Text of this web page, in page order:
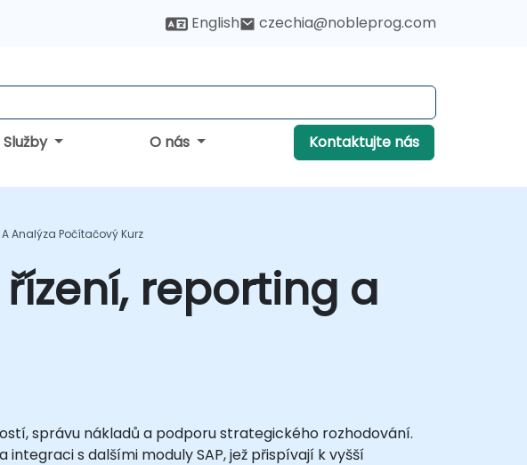
English czechia@nobleprog.com
Služby O nás Kontaktujte nás
A Analýza Počítačový Kurz
řízení, reporting a
správu nákladů a podporu strategického rozhodování.
s dalšími moduly SAP, jež přispívají k vyšší